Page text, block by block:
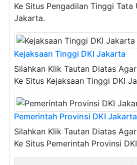
Ke Situs Pengadilan Tinggi Tata
Jakarta.
Kejaksaan Tinggi DKI Jakarta
Silahkan Klik Tautan Diatas
Ke Situs Kejaksaan Tinggi DKI
Pemerintah Provinsi DKI Jakarta
Silahkan Klik Tautan Diatas
Ke Situs Pemerintah Provinsi